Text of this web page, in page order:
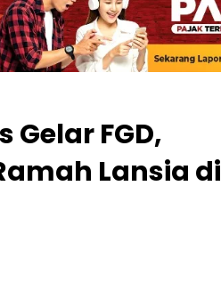
Gelar FGD,
Lansia di